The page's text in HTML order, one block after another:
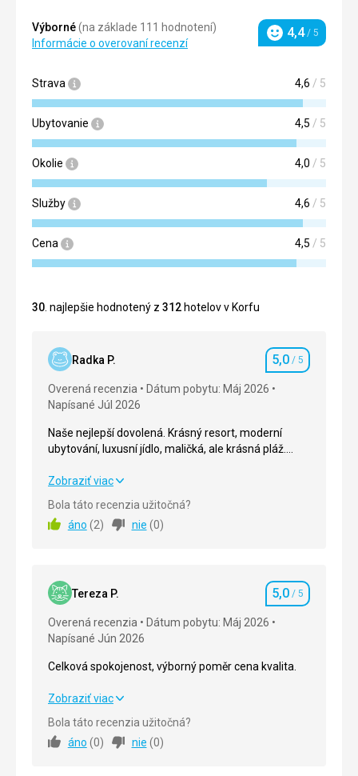
Výborné(na základe 111 hodnotení)
Informácie o overovaní recenzí
Hodnotenie
4,4/ 5
Strava 4,6 / 5
Ubytovanie 4,5 / 5
Okolie 4,0 / 5
Služby 4,6 / 5
Cena 4,5 / 5
30. najlepšie hodnotený z 312 hotelov v Korfu
Radka P. Hodnotenie
5,0 / 5
Overená recenzia
Dátum pobytu: Máj 2026
Napísané Júl 2026
Naše nejlepší dovolená. Krásný resort, moderní
ubytování, luxusní jídlo, maličká, ale krásná pláž.
personálu k dětem.
Naše nejlepší dovolená. Krásný resort, moderní
ubytování, luxusní jídlo, maličká, ale krásná pláž.
Ideální pro malé deti: mělké moře, úžasný přístup
personálu k dětem.
Ubytovanie 5,0/ 5
Okolie
Pláž
Pláž navazuje bezprostředně na areál, je velmi
Zobraziť viac
Bola táto recenzia užitočná?
áno (2) nie (0)
Tereza P. Hodnotenie
5,0 / 5
Overená recenzia
Dátum pobytu: Máj 2026
Napísané Jún 2026
Celková spokojenost, výborný poměr cena kvalita.
Celková spokojenost, výborný poměr cena kvalita.
Strava
Zobraziť viac
Bola táto recenzia užitočná?
áno (0) nie (0)